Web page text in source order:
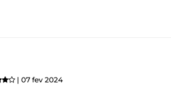
| 07 fev 2024